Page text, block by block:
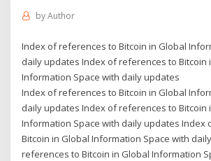
byAuthor
Index of references to Bitcoin in Global
daily updates Index of references to Bitcoin
Information Space with daily updates
Index of references to Bitcoin in Global
daily updates Index of references to Bitcoin
Information Space with daily updates Index
Bitcoin in Global Information Space with
references to Bitcoin in Global Information